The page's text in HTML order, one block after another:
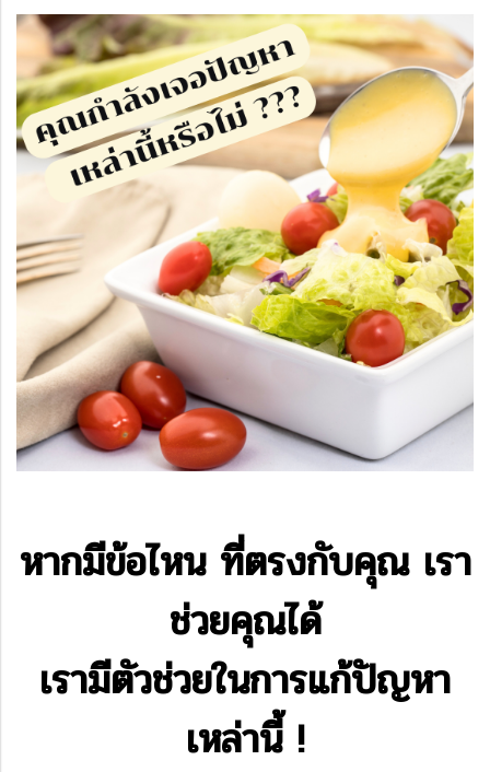
หากมีข้อไหน ที่ตรงกับคุณ เรา
ช่วยคุณได้
เรามีตัวช่วยในการแก้ปัญหา
เหล่านี้ !